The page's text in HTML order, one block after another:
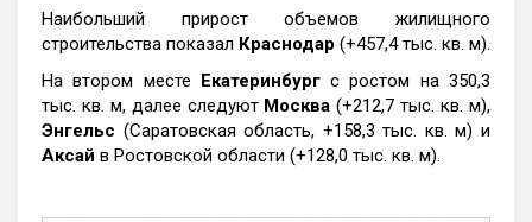
Наибольший прирост объемов жилищного
строительства показал Краснодар (+457,4 тыс. кв. м).
На втором месте Екатеринбургс ростом на 350,3
тыс. кв. м, далее следуют Москва (+212,7 тыс. кв. м),
Энгельс (Саратовская область, +158,3 тыс. кв. м) и
Аксай в Ростовской области (+128,0 тыс. кв. м).